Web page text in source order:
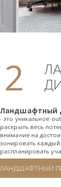
2
Ландшафтный
- это уникальное
раскрыть весь
внимание на
зонировать каждый
распланировать
ЛАНДШАФТНЫЙ